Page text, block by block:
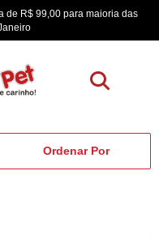
de R$ 99,00 para maioria das